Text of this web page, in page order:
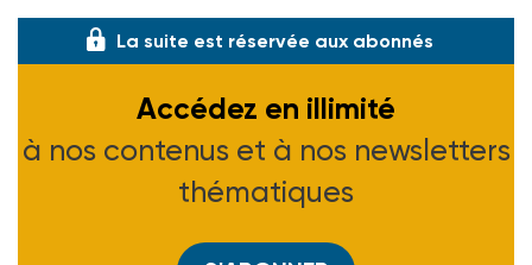
La suite est réservée aux abonnés
Accédez en illimité
à nos contenus et à nos newsletters
thématiques